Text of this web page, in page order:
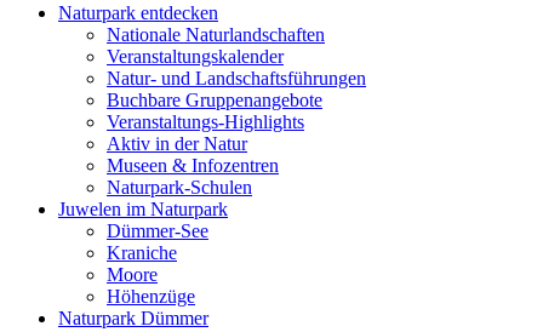
Naturpark entdecken
Nationale Naturlandschaften
Veranstaltungskalender
Natur- und Landschaftsführungen
Buchbare Gruppenangebote
Veranstaltungs-Highlights
Aktiv in der Natur
Museen & Infozentren
Naturpark-Schulen
Juwelen im Naturpark
Dümmer-See
Kraniche
Moore
Höhenzüge
Naturpark Dümmer